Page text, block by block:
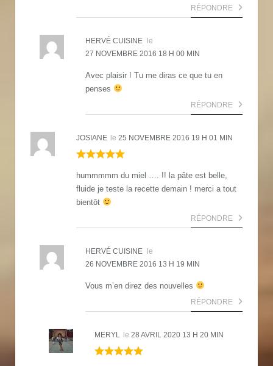
RÉPONDRE
HERVÉ CUISINE
le
27 NOVEMBRE 2016 18 H 00 MIN
Avec plaisir ! Tu me diras ce que tu en
penses
RÉPONDRE
JOSIANE le 25 NOVEMBRE 2016 19 H 01 MIN
hummmmm du miel …. !! la pâte est belle,
fluide je teste la recette demain ! merci a tout
bientôt
RÉPONDRE
HERVÉ CUISINE
le
26 NOVEMBRE 2016 13 H 19 MIN
Vous m’en direz des nouvelles
RÉPONDRE
MERYL le 28 AVRIL 2020 13 H 20 MIN